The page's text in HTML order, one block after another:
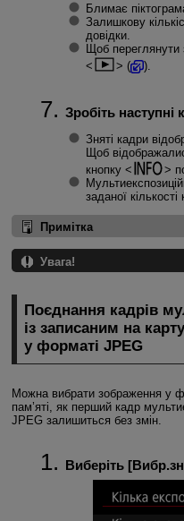
Блимає
Залишкову
довідки.
Щоб переглянути
(
).
Зробіть наступні
Зняті кадри
Щоб
кнопку
заданої кількості
Примітка
Увага!
Поєднання кадрів
із записаним на
у форматі JPEG
Можна вибрати зображення у
пам’яті, як перший кадр
JPEG залишиться без змін.
Виберіть [